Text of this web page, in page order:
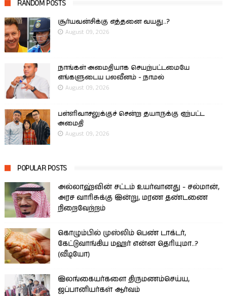
RANDOM POSTS
சூர்யவன்சிக்கு எத்தனை வயது..?
August 09, 2026
நாங்கள் அமைதியாக செயற்பட்டமையே
எங்களுடைய பலவீனம் - நாமல்
August 09, 2026
பள்ளிவாசலுக்குச் சென்ற தயாருக்கு ஏற்பட்ட
அமைதி
August 09, 2026
POPULAR POSTS
அல்லாஹ்வின் சட்டம் உயர்வானது - சல்மான்,
அரச வாரிசுக்கு இன்று, மரண தண்டணை
நிறைவேற்றம்
கொழும்பில் முஸ்லிம் பெண் டாக்டர்,
கேட்டுவாங்கிய மஹர் என்ன தெரியுமா..?
(வீடியோ)
இலங்கையர்களை திருமணம்செய்ய,
ஜப்பானியர்கள் ஆர்வம்